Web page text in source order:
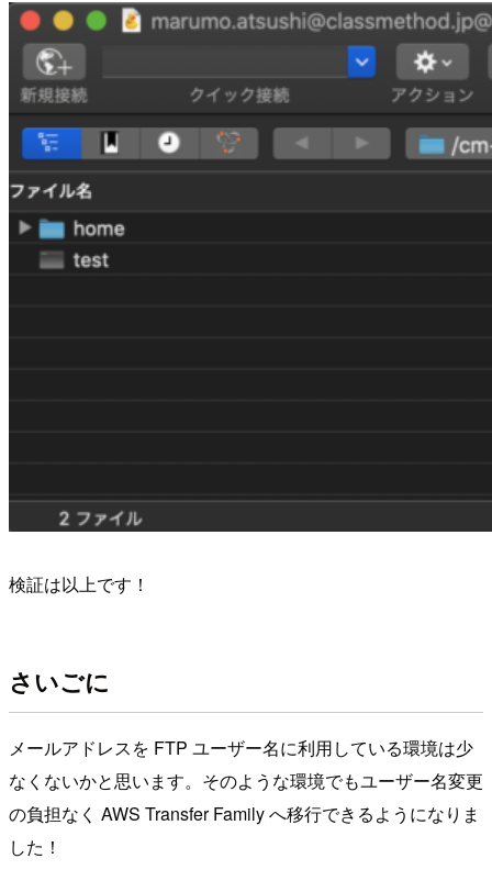
検証は以上です！
さいごに
メールアドレスを FTP ユーザー名に利用している環境は少
なくないかと思います。そのような環境でもユーザー名変更
の負担なく AWS Transfer Family へ移行できるようになりま
した！